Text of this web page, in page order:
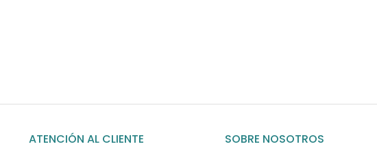
ATENCIÓN AL CLIENTE SOBRE NOSOTROS